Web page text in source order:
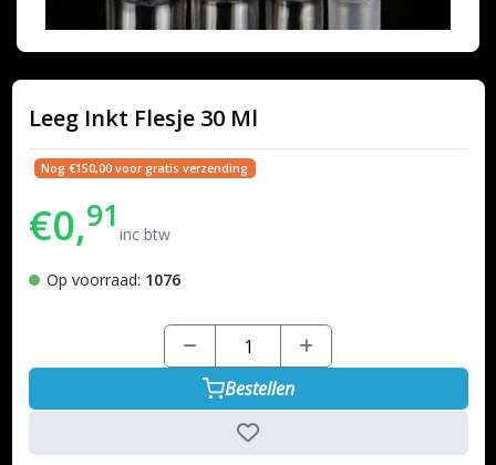
Leeg Inkt Flesje 30 Ml
Nog €150,00 voor gratis verzending
€0,91 inc btw
Op voorraad: 1076
Bestellen